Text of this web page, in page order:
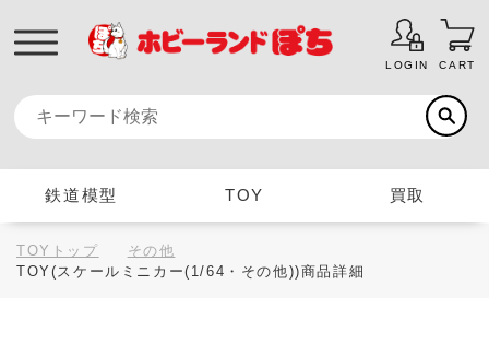
LOGIN CART
鉄道模型 TOY 買取
TOYトップ
その他
TOY(スケールミニカー(1/64・その他))商品詳細